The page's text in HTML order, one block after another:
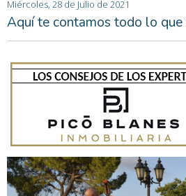
Miércoles, 28 de Julio de 2021
Aquí te contamos todo lo que